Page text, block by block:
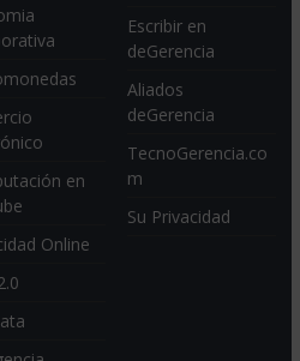
en
Online
Escribir en
deGerencia
Aliados
deGerencia
TecnoGerencia.co
m
Su Privacidad